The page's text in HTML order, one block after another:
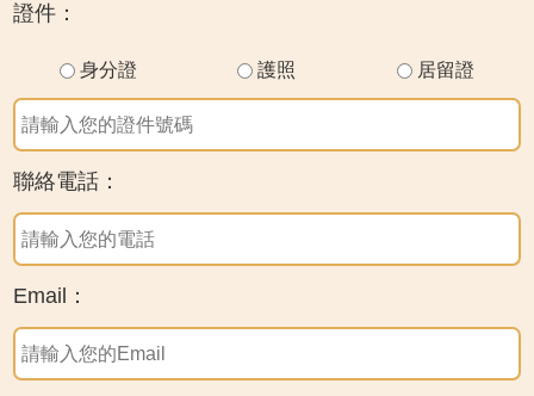
證件：
身分證 護照 居留證
聯絡電話：
Email：